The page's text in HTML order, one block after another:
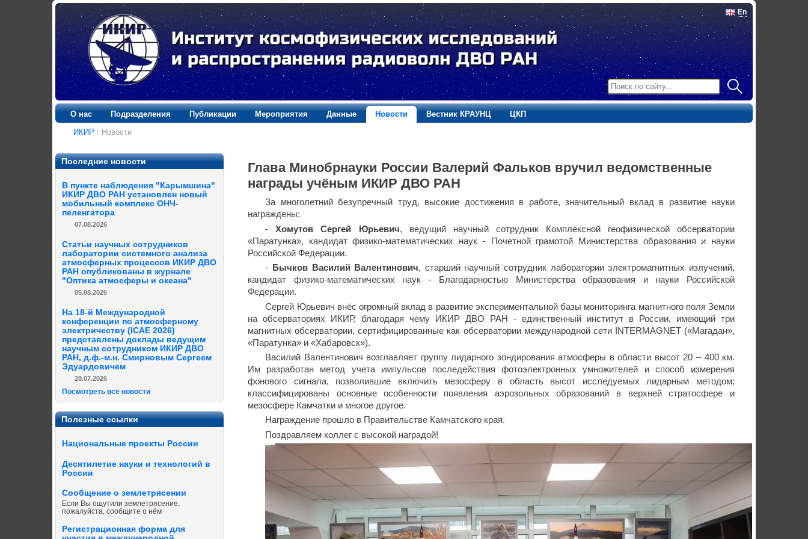
En
О нас Подразделения Публикации Мероприятия Данные Новости Вестник КРАУНЦ
ЦКП
ИКИР / Новости
Последние новости
В пункте наблюдения "Карымшина"
ИКИР ДВО РАН установлен новый
мобильный комплекс ОНЧ-
пеленгатора
07.08.2026
Статьи научных сотрудников
лаборатории системного анализа
атмосферных процессов ИКИР ДВО
РАН опубликованы в журнале
"Оптика атмосферы и океана"
05.08.2026
На 18-й Международной
конференции по атмосферному
электричеству (ICAE 2026)
представлены доклады ведущим
научным сотрудником ИКИР ДВО
РАН, д.ф.-м.н. Смирновым Сергеем
Эдуардовичем
28.07.2026
Посмотреть все новости
Полезные ссылки
Национальные проекты России
Десятилетие науки и технологий в
России
Сообщение о землетрясении
Если Вы ощутили землетрясение,
пожалуйста, сообщите о нём
Регистрационная форма для
Глава Минобрнауки России Валерий Фальков вручил ведомственные
награды учёным ИКИР ДВО РАН
За многолетний безупречный труд, высокие достижения в работе, значительный вклад в развитие науки
награждены:
-Хомутов Сергей Юрьевич, ведущий научный сотрудник Комплексной геофизической обсерватории
«Паратунка», кандидат физико-математических наук - Почетной грамотой Министерства образования и науки
Российской Федерации.
-
Бычков Василий Валентинович, старший научный сотрудник лаборатории электромагнитных излучений,
кандидат физико-математических наук - Благодарностью Министерства образования и науки Российской
Федерации.
Сергей Юрьевич внёс огромный вклад в развитие экспериментальной базы мониторинга магнитного поля Земли
на обсерваториях ИКИР, благодаря чему ИКИР ДВО РАН - единственный институт в России, имеющий три
магнитных обсерватории, сертифицированные как обсерватории международной сети INTERMAGNET («Магадан»,
«Паратунка» и «Хабаровск»).
Василий Валентинович возглавляет группу лидарного зондирования атмосферы в области высот 20 – 400 км.
Им разработан метод учета импульсов последействия фотоэлектронных умножителей и способ измерения
фонового сигнала, позволившие включить мезосферу в область высот исследуемых лидарным методом;
классифицированы основные особенности появления аэрозольных образований в верхней стратосфере и
мезосфере Камчатки и многое другое.
Награждение прошло в Правительстве Камчатского края.
Поздравляем коллег с высокой наградой!